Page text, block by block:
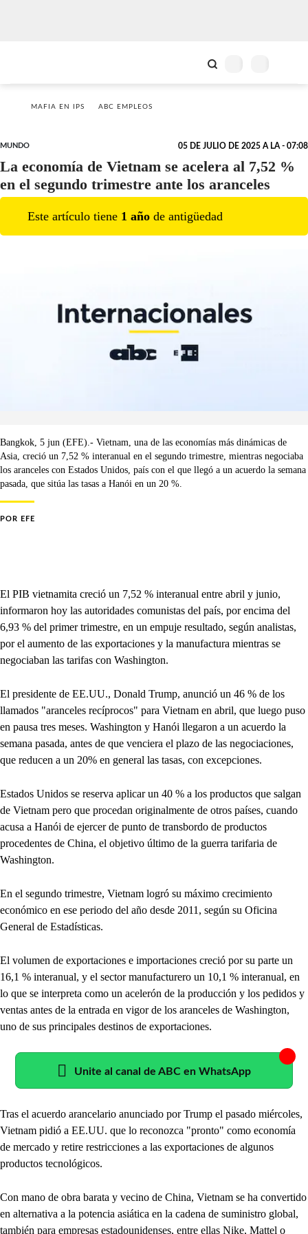
MAFIA EN IPS ABC EMPLEOS
MUNDO 05 DE JULIO DE 2025 A LA - 07:08
La economía de Vietnam se acelera al 7,52 %
en el segundo trimestre ante los aranceles
Este artículo tiene 1 año de antigüedad
Bangkok, 5 jun (EFE).- Vietnam, una de las economías más dinámicas de
Asia, creció un 7,52 % interanual en el segundo trimestre, mientras negociaba
los aranceles con Estados Unidos, país con el que llegó a un acuerdo la semana
pasada, que sitúa las tasas a Hanói en un 20 %.
POR EFE
El PIB vietnamita creció un 7,52 % interanual entre abril y junio,
informaron hoy las autoridades comunistas del país, por encima del
6,93 % del primer trimestre, en un empuje resultado, según analistas,
por el aumento de las exportaciones y la manufactura mientras se
negociaban las tarifas con Washington.
El presidente de EE.UU., Donald Trump, anunció un 46 % de los
llamados "aranceles recíprocos" para Vietnam en abril, que luego puso
en pausa tres meses. Washington y Hanói llegaron a un acuerdo la
semana pasada, antes de que venciera el plazo de las negociaciones,
que reducen a un 20% en general las tasas, con excepciones.
Estados Unidos se reserva aplicar un 40 % a los productos que salgan
de Vietnam pero que procedan originalmente de otros países, cuando
acusa a Hanói de ejercer de punto de transbordo de productos
procedentes de China, el objetivo último de la guerra tarifaria de
Washington.
En el segundo trimestre, Vietnam logró su máximo crecimiento
económico en ese periodo del año desde 2011, según su Oficina
General de Estadísticas.
El volumen de exportaciones e importaciones creció por su parte un
16,1 % interanual, y el sector manufacturero un 10,1 % interanual, en
lo que se interpreta como un acelerón de la producción y los pedidos y
ventas antes de la entrada en vigor de los aranceles de Washington,
uno de sus principales destinos de exportaciones.
Unite al canal de ABC en WhatsApp
Tras el acuerdo arancelario anunciado por Trump el pasado miércoles,
Vietnam pidió a EE.UU. que lo reconozca "pronto" como economía
de mercado y retire restricciones a las exportaciones de algunos
productos tecnológicos.
Con mano de obra barata y vecino de China, Vietnam se ha convertido
en alternativa a la potencia asiática en la cadena de suministro global,
también para empresas estadounidenses, entre ellas Nike, Mattel o